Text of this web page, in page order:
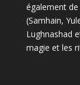
également
(Samhain,
Lughnashad
magie et les